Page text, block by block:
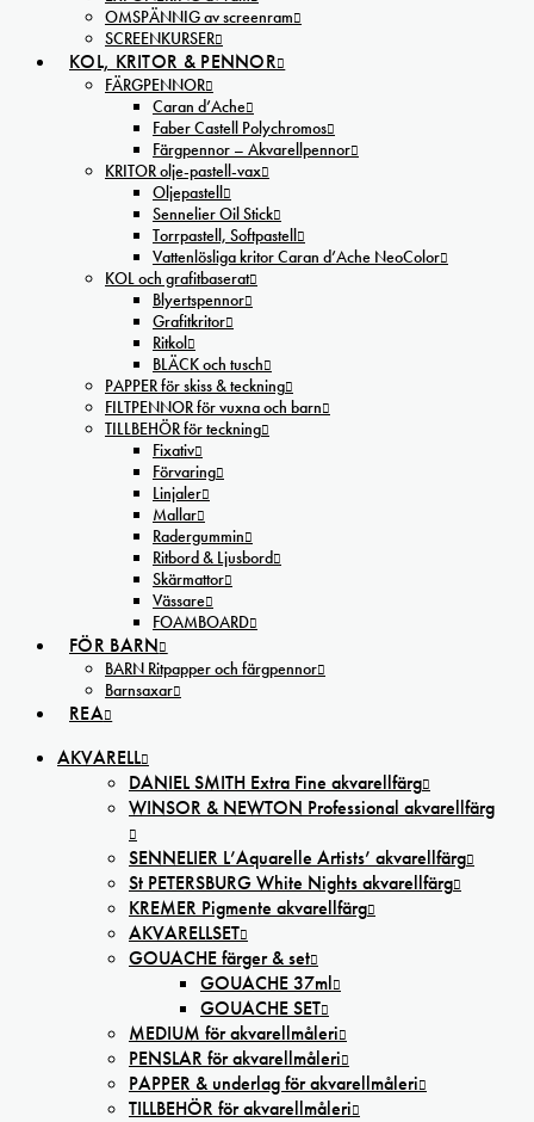
OMSPÄNNIG av screenram
SCREENKURSER
KOL, KRITOR & PENNOR
FÄRGPENNOR
Caran d’Ache
Faber Castell Polychromos
Färgpennor – Akvarellpennor
KRITOR olje-pastell-vax
Oljepastell
Sennelier Oil Stick
Torrpastell, Softpastell
Vattenlösliga kritor Caran d’Ache NeoColor
KOL och grafitbaserat
Blyertspennor
Grafitkritor
Ritkol
BLÄCK och tusch
PAPPER för skiss & teckning
FILTPENNOR för vuxna och barn
TILLBEHÖR för teckning
Fixativ
Förvaring
Linjaler
Mallar
Radergummin
Ritbord & Ljusbord
Skärmattor
Vässare
FOAMBOARD
FÖR BARN
BARN Ritpapper och färgpennor
Barnsaxar
REA
AKVARELL
DANIEL SMITH Extra Fine akvarellfärg
WINSOR & NEWTON Professional akvarellfärg
SENNELIER L’Aquarelle Artists’ akvarellfärg
St PETERSBURG White Nights akvarellfärg
KREMER Pigmente akvarellfärg
AKVARELLSET
GOUACHE färger & set
GOUACHE 37ml
GOUACHE SET
MEDIUM för akvarellmåleri
PENSLAR för akvarellmåleri
PAPPER & underlag för akvarellmåleri
TILLBEHÖR för akvarellmåleri